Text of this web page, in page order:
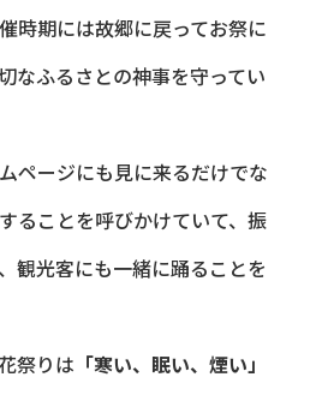
時期には故郷に戻ってお祭に
なふるさとの神事を守ってい
ページにも見に来るだけでな
ることを呼びかけていて、振
観光客にも一緒に踊ることを
祭りは 「寒い、眠い、煙い」